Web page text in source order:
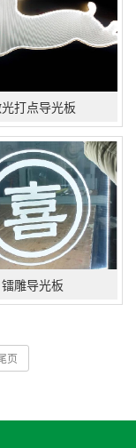
打点导光板
镭雕导光板
页